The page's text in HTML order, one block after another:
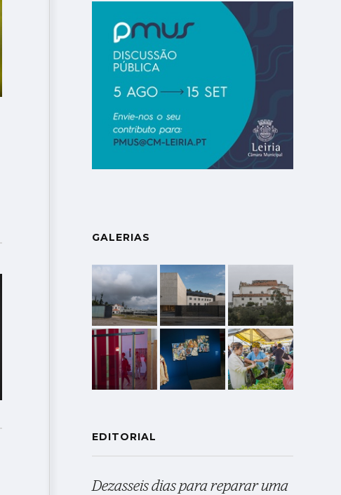
GALERIAS
EDITORIAL
Dezasseis dias para reparar uma